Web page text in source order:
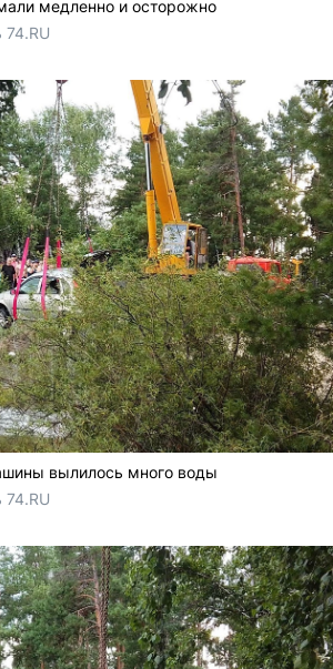
медленно и осторожно
74.RU
вылилось много воды
74.RU